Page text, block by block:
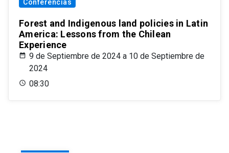
Conferencias
Forest and Indigenous land policies in Latin
America: Lessons from the Chilean
Experience
9 de Septiembre de 2024 a 10 de Septiembre de
2024
08:30